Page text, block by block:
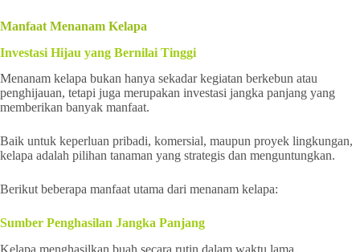
Manfaat Menanam Kelapa
Investasi Hijau yang Bernilai Tinggi
Menanam kelapa bukan hanya sekadar kegiatan berkebun atau
penghijauan, tetapi juga merupakan investasi jangka panjang yang
memberikan banyak manfaat.
Baik untuk keperluan pribadi, komersial, maupun proyek lingkungan,
kelapa adalah pilihan tanaman yang strategis dan menguntungkan.
Berikut beberapa manfaat utama dari menanam kelapa:
Sumber Penghasilan Jangka Panjang